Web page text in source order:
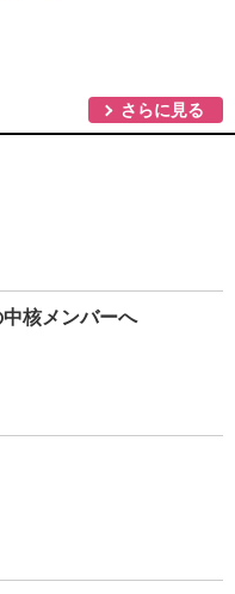
さらに見る
中核メンバーへ